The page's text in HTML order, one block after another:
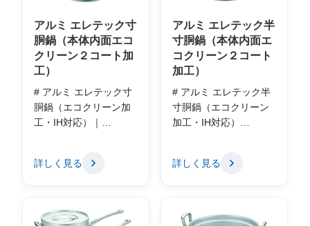
アルミ エレテック寸
胴鍋（本体内面エコ
クリーン２コート加
工）
# アルミ エレテック寸
胴鍋（エコクリーン加
工・IH対応）｜…
詳しく見る
アルミ エレテック半
寸胴鍋（本体内面エ
コクリーン２コート
加工）
# アルミ エレテック半
寸胴鍋（エコクリーン
加工・IH対応）…
詳しく見る